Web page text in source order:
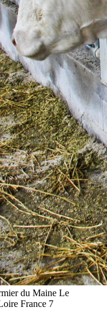
du Maine Le
France 7